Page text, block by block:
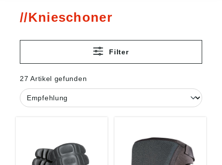
Knieschoner
Filter
27 Artikel gefunden